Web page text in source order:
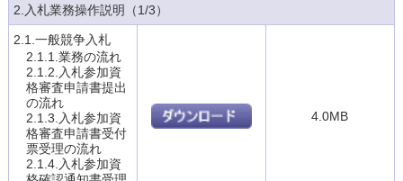
2.入札業務操作説明（1/3）
2.1.一般競争入札
2.1.1.業務の流れ
2.1.2.入札参加資
格審査申請書提出
の流れ
2.1.3.入札参加資
格審査申請書受付
票受理の流れ
2.1.4.入札参加資
4.0MB